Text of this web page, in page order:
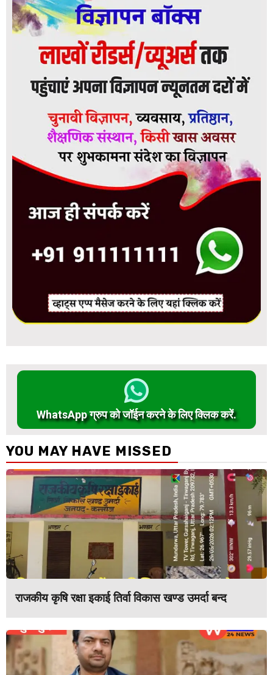
WhatsApp ग्रुप को जॉईन करने के लिए क्लिक करें.
YOU MAY HAVE MISSED
राजकीय कृषि रक्षा इकाई तिर्वा विकास खण्ड उमर्दा बन्द